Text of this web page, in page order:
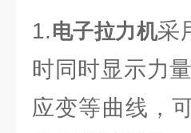
1.电子拉力机采
时同时显示力
应变等曲线，